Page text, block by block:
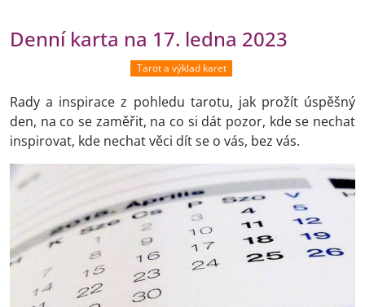
Denní karta na 17. ledna 2023
Tarot a výklad karet
Rady a inspirace z pohledu tarotu, jak prožít úspěšný
den, na co se zaměřit, na co si dát pozor, kde se nechat
inspirovat, kde nechat věci dít se o vás, bez vás.